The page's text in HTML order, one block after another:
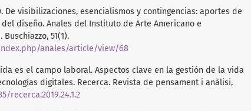
De visibilizaciones, esencialismos y contingencias: aportes de
diseño. Anales del Instituto de Arte Americano e
51(1).
anales/article/view/68
es el campo laboral. Aspectos clave en la gestión de la vida
digitales. Recerca. Revista de pensament i anàlisi,
recerca.2019.24.1.2